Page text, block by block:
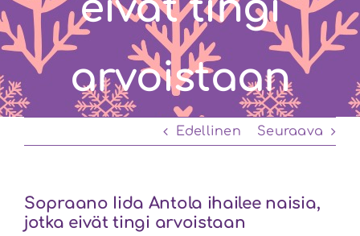
arvoistaan
Edellinen Seuraava
Sopraano Iida Antola ihailee naisia,
jotka eivät tingi arvoistaan